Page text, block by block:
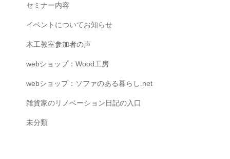
セミナー内容
イベントについてお知らせ
木工教室参加者の声
webショップ：Wood工房
webショップ：ソファのある暮らし.net
雑貨家のリノベーション日記の入口
未分類